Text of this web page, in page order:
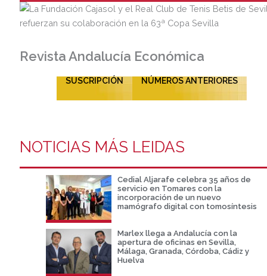
Revista Andalucía Económica
SUSCRIPCIÓN NÚMEROS ANTERIORES
NOTICIAS MÁS LEIDAS
Cedial Aljarafe celebra 35 años de
servicio en Tomares con la
incorporación de un nuevo
mamógrafo digital con tomosíntesis
Marlex llega a Andalucía con la
apertura de oficinas en Sevilla,
Málaga, Granada, Córdoba, Cádiz y
Huelva